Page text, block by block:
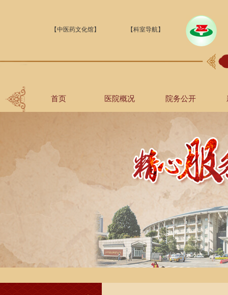
【中医药文化馆】 【科室导航】
首页 医院概况 院务公开